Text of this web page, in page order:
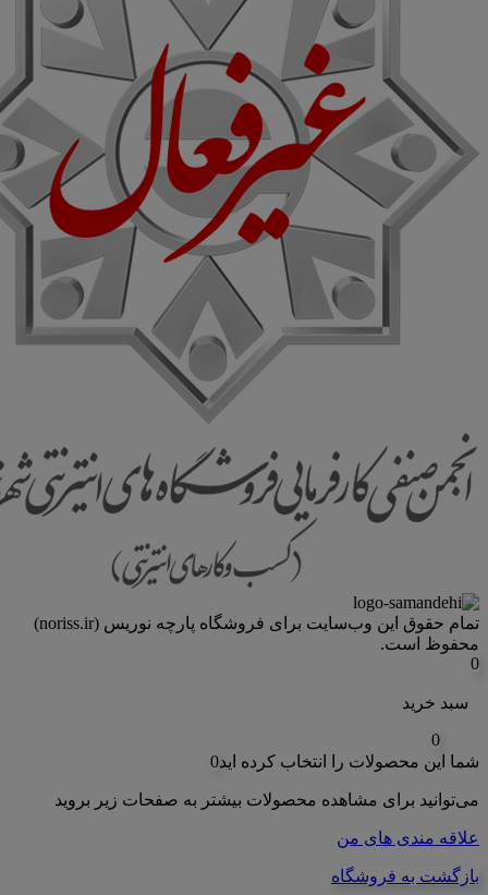
تمام حقوق اين وب‌سايت برای فروشگاه پارچه نوریس (noriss.ir)
محفوظ است.
0
سبد خرید
0
شما این محصولات را انتخاب کرده اید0
می‌توانید برای مشاهده محصولات بیشتر به صفحات زیر بروید
علاقه مندی های من
بازگشت به فروشگاه